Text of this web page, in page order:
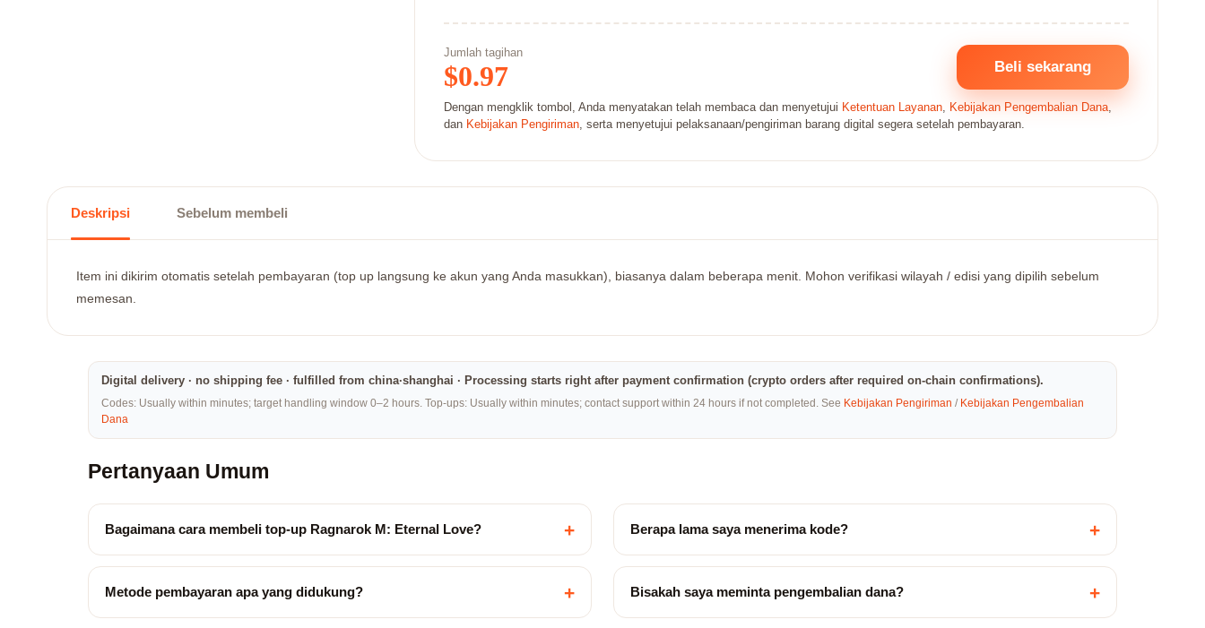
Jumlah tagihan
$0.97 Beli sekarang
Dengan mengklik tombol, Anda menyatakan telah membaca dan menyetujui Ketentuan Layanan, Kebijakan Pengembalian Dana,
dan Kebijakan Pengiriman, serta menyetujui pelaksanaan/pengiriman barang digital segera setelah pembayaran.
Deskripsi Sebelum membeli
Item ini dikirim otomatis setelah pembayaran (top up langsung ke akun yang Anda masukkan), biasanya dalam beberapa menit. Mohon verifikasi wilayah / edisi yang dipilih sebelum
memesan.
Digital delivery · no shipping fee · fulfilled from china·shanghai · Processing starts right after payment confirmation (crypto orders after required on-chain confirmations).
Codes: Usually within minutes; target handling window 0–2 hours. Top-ups: Usually within minutes; contact support within 24 hours if not completed. See Kebijakan Pengiriman / Kebijakan Pengembalian
Dana
Pertanyaan Umum
Bagaimana cara membeli top-up Ragnarok M: Eternal Love? + Berapa lama saya menerima kode? +
Metode pembayaran apa yang didukung? + Bisakah saya meminta pengembalian dana? +